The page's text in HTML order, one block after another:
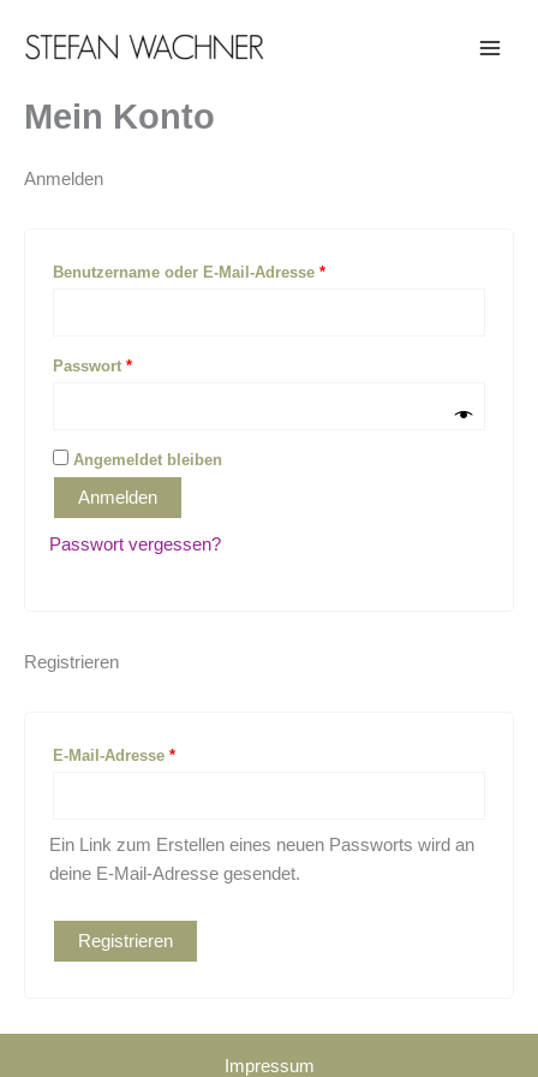
Inhalt
Mein Konto
Anmelden
Benutzername oder E-Mail-Adresse *
Passwort *
Angemeldet bleiben
Anmelden
Passwort vergessen?
Registrieren
E-Mail-Adresse *
Ein Link zum Erstellen eines neuen Passworts wird an
deine E-Mail-Adresse gesendet.
Registrieren
Impressum